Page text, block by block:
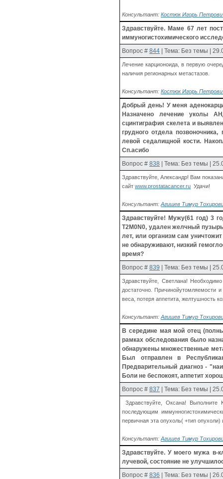
Консультант: Костюк Игорь
Здравствуйте. Маме 67 лет
иммуногистохимического
Вопрос # 844 | Тема: Без темы |
Лечение карционоида, в первую
наличия регионарных метастазов.
Консультант: Костюк Игорь
Добрый день! У меня
Назначено лечение уколы
сцинтиграфия скелета и
грудного отдела
левой седалищной кости.
Сп.асибо
Вопрос # 838 | Тема: Без темы |
Здравствуйте, Александр! Вам
сайт www.prostatacancer.ru Удачи!
Консультант: Агишев Тимур
Здравствуйте! Мужу(61 год) 3
Т2М0N0, удален желчный
лет, или организм сам
не обнаруживают, низкий
время?
Вопрос # 839 | Тема: Без темы |
Здравствуйте, Светлана!
достаточно. Причинойутомляемости
веса, потеря аппетита, желтушность
Консультант: Агишев Тимур
В середине мая мой отец
рамках обследования было
обнаружены множественные
Был отправлен в
Предварительный диагноз -
Боли не беспокоят, аппетит
Вопрос # 837 | Тема: Без темы |
Здравствуйте, Оксана!
последующим
первичная эта опухоль( +тип опухоли)
Консультант: Агишев Тимур
Здравствуйте. У моего мужа в-
лучевой, состояние не
Вопрос # 836 | Тема: Без темы |